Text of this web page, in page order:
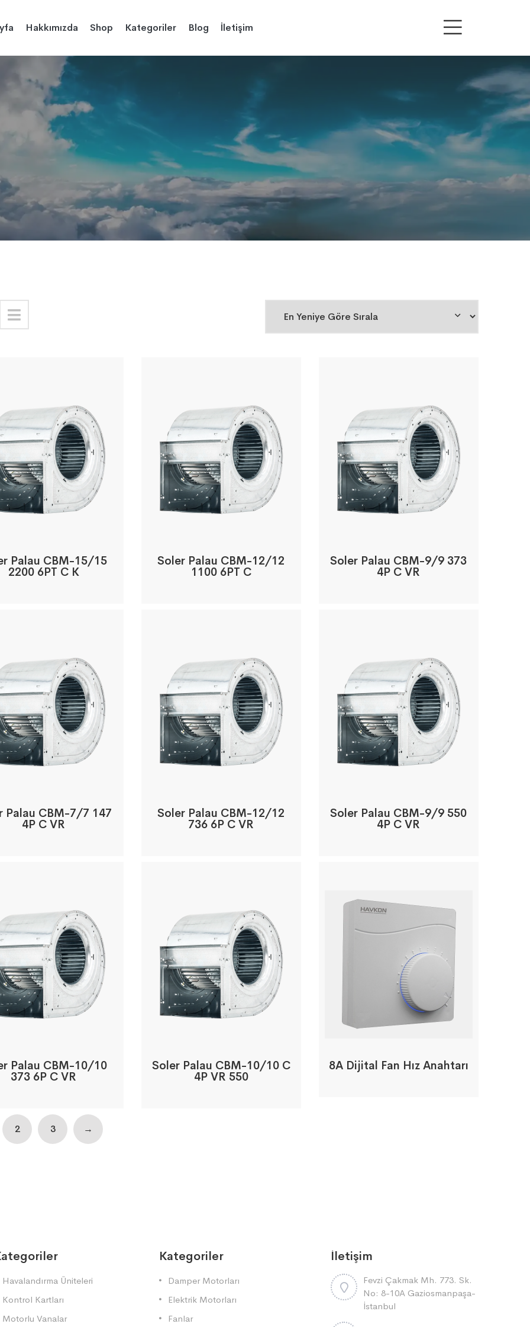
Hakkımızda Shop Kategoriler Blog İletişim
Palau CBM-15/15
2200 6PT C K
Soler Palau CBM-12/12
1100 6PT C
Soler Palau CBM-9/9 373
4P C VR
Palau CBM-7/7 147
4P C VR
Soler Palau CBM-12/12
736 6P C VR
Soler Palau CBM-9/9 550
4P C VR
Palau CBM-10/10
373 6P C VR
Soler Palau CBM-10/10 C
4P VR 550
8A Dijital Fan Hız Anahtarı
2 3 →
Havalandırma Üniteleri
Kontrol Kartları
Motorlu Vanalar
Kategoriler
Damper Motorları
Elektrik Motorları
Fanlar
İletişim
Fevzi Çakmak Mh. 773. Sk.
No: 8-10A Gaziosmanpaşa-
İstanbul